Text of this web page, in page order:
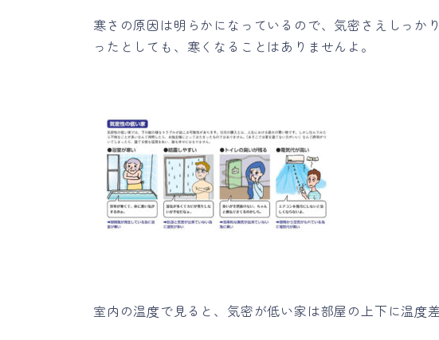
寒さの原因は明らかになっているので、気密さえしっか
ったとしても、寒くなることはありませんよ。
室内の温度で見ると、気密が低い家は部屋の上下に温度